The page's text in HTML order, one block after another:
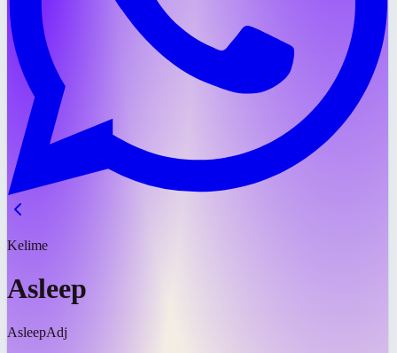
Kelime
Asleep
AsleepAdj